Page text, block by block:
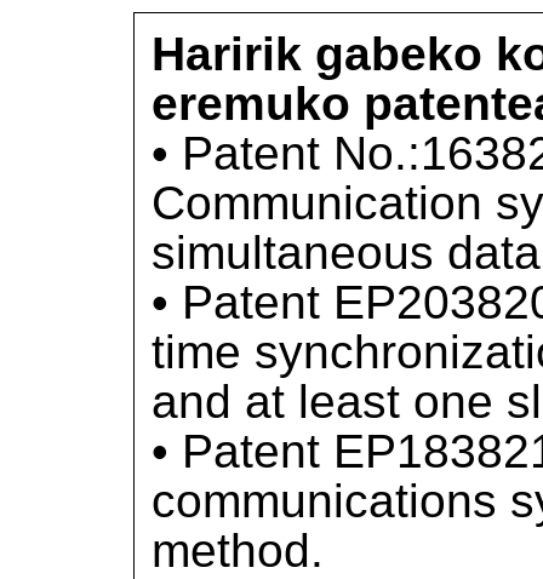
Haririk gabeko
eremuko
• Patent
Communication
simultaneous
• Patent
time
and at least one
• Patent
communications
method.